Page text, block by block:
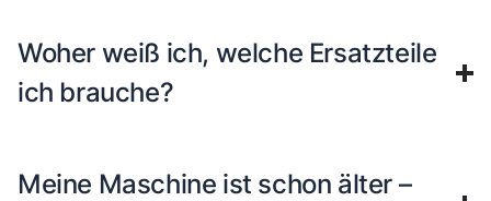
Woher weiß ich, welche Ersatzteile
ich brauche?
Meine Maschine ist schon älter –